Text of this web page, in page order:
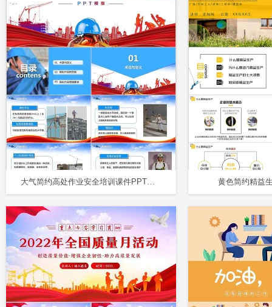
大气简约高处作业安全培训课件PPT模板 黄色简约精益